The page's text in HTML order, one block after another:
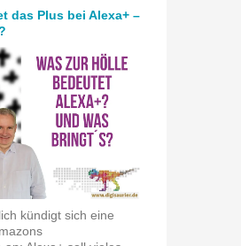
das Plus bei Alexa+ –
kündigt sich eine